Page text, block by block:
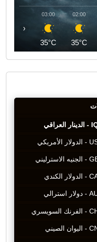
02:00
35°C
03:00
35°C
‹